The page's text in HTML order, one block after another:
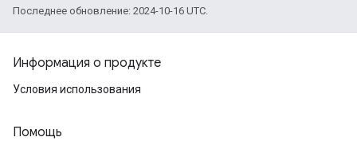
Последнее обновление: 2024-10-16 UTC.
Информация о продукте
Условия использования
Помощь